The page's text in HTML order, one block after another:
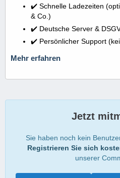
✔️ Schnelle Ladezeiten
& Co.)
✔️ Deutsche Server &
✔️ Persönlicher Support
Mehr erfahren
Jetzt
Sie haben noch kein
Registrieren Sie sich
unserer